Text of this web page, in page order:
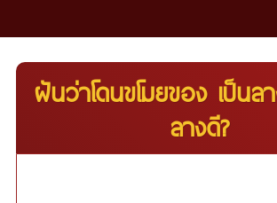
ฝันว่าโดนขโมยของ เป็นล
ลางดี?